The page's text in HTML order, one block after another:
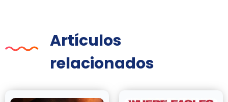
Artículos
relacionados